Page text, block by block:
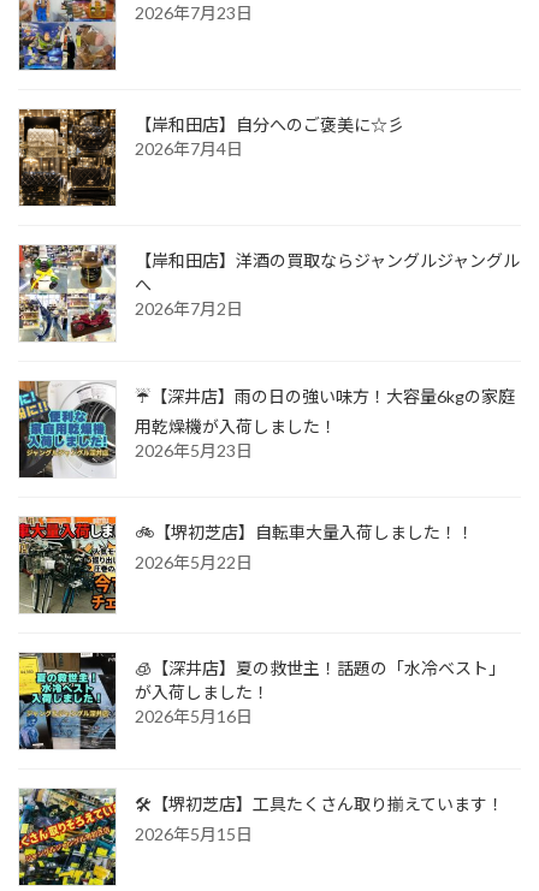
2026年7月23日
【岸和田店】自分へのご褒美に☆彡
2026年7月4日
【岸和田店】洋酒の買取ならジャングルジャングル
へ
2026年7月2日
☔【深井店】雨の日の強い味方！大容量6kgの家庭
用乾燥機が入荷しました！
2026年5月23日
🚲【堺初芝店】自転車大量入荷しました！！
2026年5月22日
🧊【深井店】夏の救世主！話題の「水冷ベスト」
が入荷しました！
2026年5月16日
🛠️【堺初芝店】工具たくさん取り揃えています！
2026年5月15日